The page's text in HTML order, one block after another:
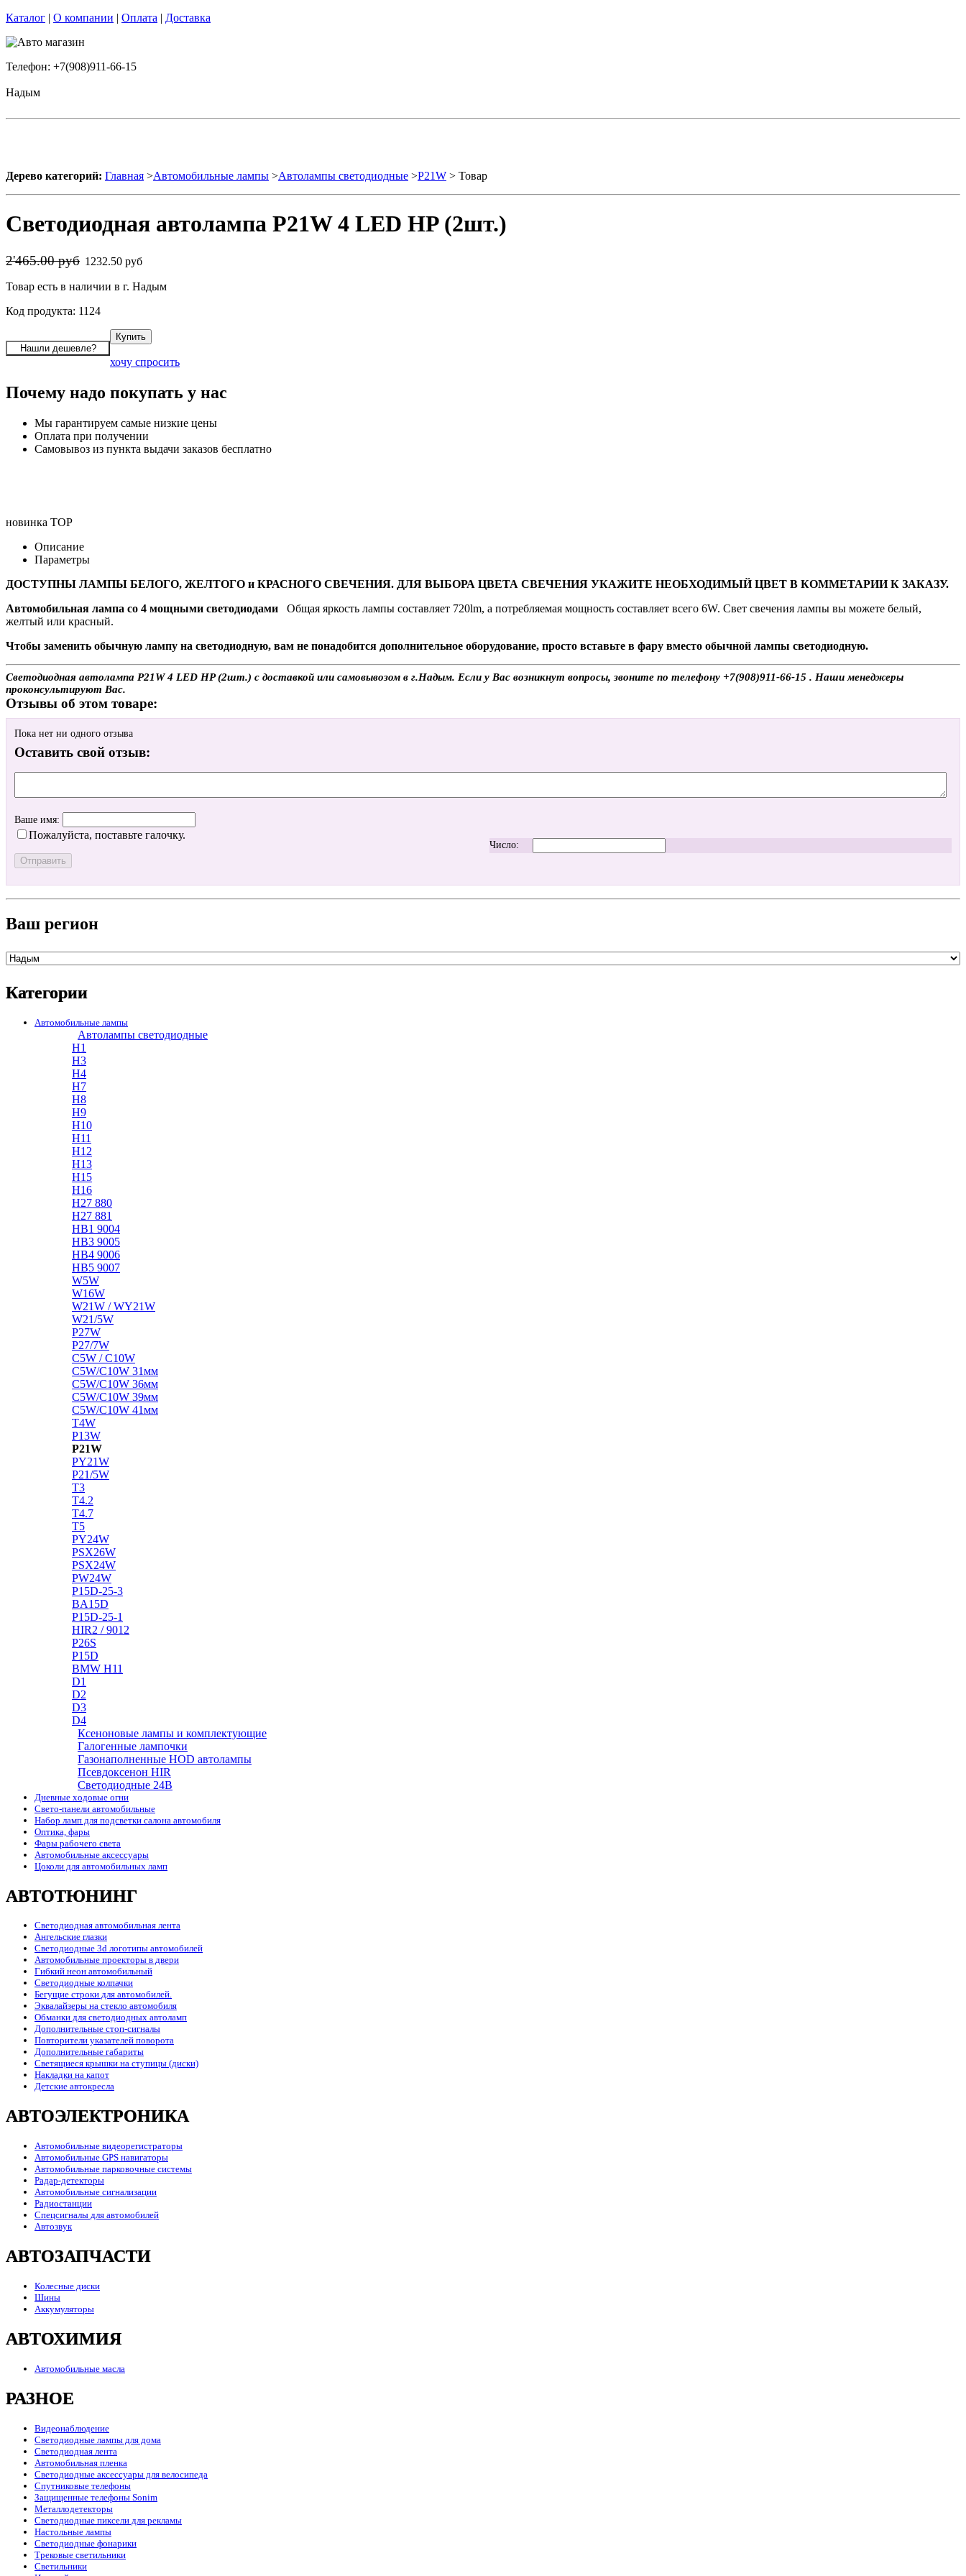
Каталог | О компании | Оплата | Доставка
Телефон: +7(908)911-66-15
Надым
Дерево категорий: Главная >Автомобильные лампы >Автолампы светодиодные >P21W > Товар
Светодиодная автолампа P21W 4 LED HP (2шт.)
2'465.00 руб 1232.50 руб
Товар есть в наличии в г. Надым
Код продукта: 1124
хочу спросить
Почему надо покупать у нас
Мы гарантируем самые низкие цены
Оплата при получении
Самовывоз из пункта выдачи заказов бесплатно
новинка TOP
Описание
Параметры
ДОСТУПНЫ ЛАМПЫ БЕЛОГО, ЖЕЛТОГО и КРАСНОГО СВЕЧЕНИЯ. ДЛЯ ВЫБОРА ЦВЕТА СВЕЧЕНИЯ УКАЖИТЕ НЕОБХОДИМЫЙ ЦВЕТ В КОММЕТАРИИ К ЗАКАЗУ.
Автомобильная лампа co 4 мощными светодиодами
Общая яркость лампы составляет 720lm, а потребляемая мощность составляет всего 6W. Свет свечения лампы вы можете белый,
желтый или красный.
Чтобы заменить обычную лампу на светодиодную, вам не понадобится дополнительное оборудование, просто вставьте в фару вместо обычной лампы светодиодную.
Светодиодная автолампа P21W 4 LED HP (2шт.) с доставкой или самовывозом в г.Надым. Если у Вас возникнут вопросы, звоните по телефону +7(908)911-66-15 . Наши менеджеры
проконсультируют Вас.
Отзывы об этом товаре:
Пока нет ни одного отзыва
Оставить свой отзыв:
Ваше имя:
Пожалуйста, поставьте галочку.
Число:
Ваш регион
Категории
Автомобильные лампы
Автолампы светодиодные
H1
H3
H4
H7
H8
H9
H10
H11
H12
H13
H15
H16
H27 880
H27 881
HB1 9004
HB3 9005
HB4 9006
HB5 9007
W5W
W16W
W21W / WY21W
W21/5W
P27W
P27/7W
C5W / C10W
C5W/C10W 31мм
C5W/C10W 36мм
C5W/C10W 39мм
C5W/C10W 41мм
T4W
P13W
P21W
PY21W
P21/5W
T3
T4.2
T4.7
T5
PY24W
PSX26W
PSX24W
PW24W
P15D-25-3
BA15D
P15D-25-1
HIR2 / 9012
P26S
P15D
BMW H11
D1
D2
D3
D4
Ксеноновые лампы и комплектующие
Галогенные лампочки
Газонаполненные HOD автолампы
Псевдоксенон HIR
Cветодиодные 24B
Дневные ходовые огни
Свето-панели автомобильные
Набор ламп для подсветки салона автомобиля
Оптика, фары
Фары рабочего света
Автомобильные аксессуары
Цоколи для автомобильных ламп
АВТОТЮНИНГ
Светодиодная автомобильная лента
Ангельские глазки
Светодиодные 3d логотипы автомобилей
Автомобильные проекторы в двери
Гибкий неон автомобильный
Светодиодные колпачки
Бегущие строки для автомобилей.
Эквалайзеры на стекло автомобиля
Обманки для светодиодных автоламп
Дополнительные стоп-сигналы
Повторители указателей поворота
Дополнительные габариты
Светящиеся крышки на ступицы (диски)
Накладки на капот
Детские автокресла
АВТОЭЛЕКТРОНИКА
Автомобильные видеорегистраторы
Автомобильные GPS навигаторы
Автомобильные парковочные системы
Радар-детекторы
Автомобильные сигнализации
Радиостанции
Спецсигналы для автомобилей
Автозвук
АВТОЗАПЧАСТИ
Колесные диски
Шины
Аккумуляторы
АВТОХИМИЯ
Автомобильные масла
РАЗНОЕ
Видеонаблюдение
Светодиодные лампы для дома
Светодиодная лента
Автомобильная пленка
Светодиодные аксессуары для велосипеда
Спутниковые телефоны
Защищенные телефоны Sonim
Металлодетекторы
Светодиодные пиксели для рекламы
Настольные лампы
Светодиодные фонарики
Трековые светильники
Светильники